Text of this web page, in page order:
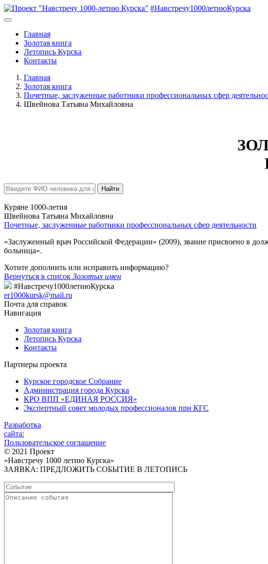
#Навстречу1000летиюКурска
Главная
Золотая книга
Летопись Курска
Контакты
Главная
Золотая книга
Почетные, заслуженные работники профессиональных сфер
Швейнова Татьяна Михайловна
Найти
Куряне 1000-летия
Швейнова Татьяна Михайловна
Почетные, заслуженные работники профессиональных сфер деятельности
«Заслуженный врач Российской Федерации» (2009), звание присвоено в
больница».
Хотите дополнить или исправить информацию?
Вернуться в список Золотых имен
#Навстречу1000летиюКурска
er1000kursk@mail.ru
Почта для справок
Навигация
Золотая книга
Летопись Курска
Контакты
Партнеры проекта
Курское городское Собрание
Администрация города Курска
КРО ВПП «ЕДИНАЯ РОССИЯ»
Экспертный совет молодых профессионалов при КГС
Разработка
сайта:
Пользовательское соглашение
© 2021 Проект
«Навстречу 1000 летию Курска»
ЗАЯВКА: ПРЕДЛОЖИТЬ СОБЫТИЕ В ЛЕТОПИСЬ